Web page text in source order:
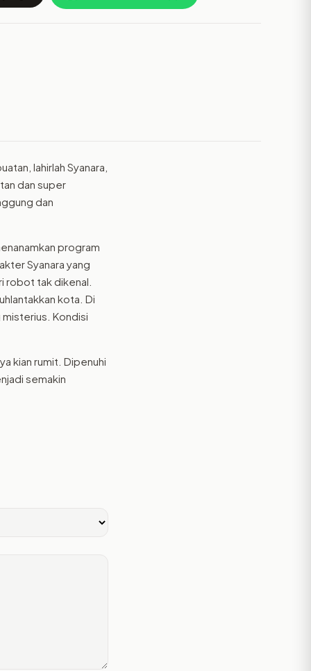
lahirlah Syanara,
dan super
dan
program
Syanara yang
robot tak dikenal.
kota. Di
Kondisi
kian rumit. Dipenuhi
semakin